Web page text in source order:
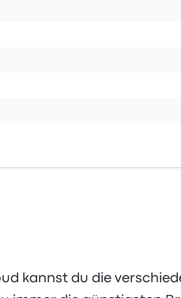
kannst du die